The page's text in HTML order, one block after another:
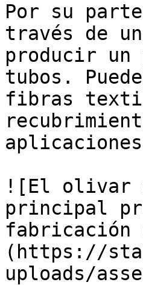
Por su
través de
producir un
tubos.
fibras
![El olivar
principal
fabricación
(https://
uploads/